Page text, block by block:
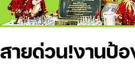
สายด่วน!งานป้